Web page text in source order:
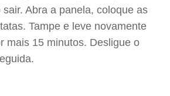
Abra a panela, coloque as
Tampe e leve novamente
mais 15 minutos. Desligue o